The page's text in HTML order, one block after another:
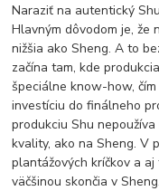
Naraziť na autentický
Hlavným dôvodom je,
nižšia ako Sheng. A to
začína tam, kde
špeciálne know-how,
investíciu do finálneho
produkciu Shu
kvality, ako na Sheng. V
plantážových kríčkov a
väčšinou skončia v Sheng.